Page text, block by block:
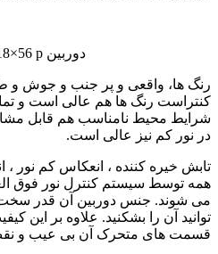
دوربین Z8i 2.3-18×56 p
رنگ ها، واقعی و پر جنب و جوش و
کنتراست رنگ ها هم عالی است و
شرایط محیط نامناسب هم قابل
در نور کم نیز عالی است.
تابش خیره کننده ، انعکاس کم نور
همه توسط سیستم کنترل نور فوق
می شوند. جنس دوربین آن قدر
توانید آن را بشکنید. علاوه بر این
قسمت های متحرک آن بی عیب و